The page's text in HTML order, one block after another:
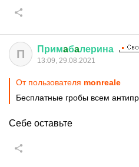
П Примaбaлерина
13:09, 29.08.2021
От пользователя monreale
Бесплатные гробы всем
Себе оставьте